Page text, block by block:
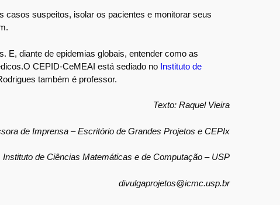
casos suspeitos, isolar os pacientes e monitorar seus
E, diante de epidemias globais, entender como as
CEPID-CeMEAI está sediado no Instituto de
também é professor.
Texto: Raquel Vieira
de Imprensa – Escritório de Grandes Projetos e CEPIx
Instituto de Ciências Matemáticas e de Computação – USP
divulgaprojetos@icmc.usp.br